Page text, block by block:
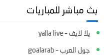
بث مباشر للمباريات
يلا لايف – yalla live
جول العرب – goalarab